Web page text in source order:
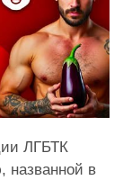
ЛГБТК
названной в